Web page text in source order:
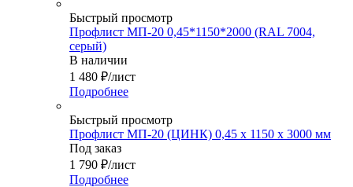
Быстрый просмотр
Профлист МП-20 0,45*1150*2000 (RAL 7004,
серый)
В наличии
1 480 ₽/лист
Подробнее
Быстрый просмотр
Профлист МП-20 (ЦИНК) 0,45 х 1150 х 3000 мм
Под заказ
1 790 ₽/лист
Подробнее